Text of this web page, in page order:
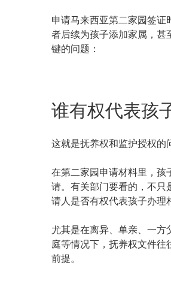
申请马来西亚第二家园签
者后续为孩子添加家属，
键的问题：
谁有权代表孩
这就是抚养权和监护授权的
在第二家园申请材料里，孩
请。有关部门要看的，不只
请人是否有权代表孩子办理
尤其是在离异、单亲、一
庭等情况下，抚养权文件
前提。